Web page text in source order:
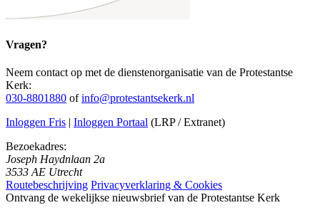
Vragen?
Neem contact op met de dienstenorganisatie van de Protestantse
Kerk:
030-8801880 ofinfo@protestantsekerk.nl
Inloggen Fris | Inloggen Portaal (LRP / Extranet)
Bezoekadres:
Joseph Haydnlaan 2a
3533 AE Utrecht
Routebeschrijving Privacyverklaring & Cookies
Ontvang de wekelijkse nieuwsbrief van de Protestantse Kerk